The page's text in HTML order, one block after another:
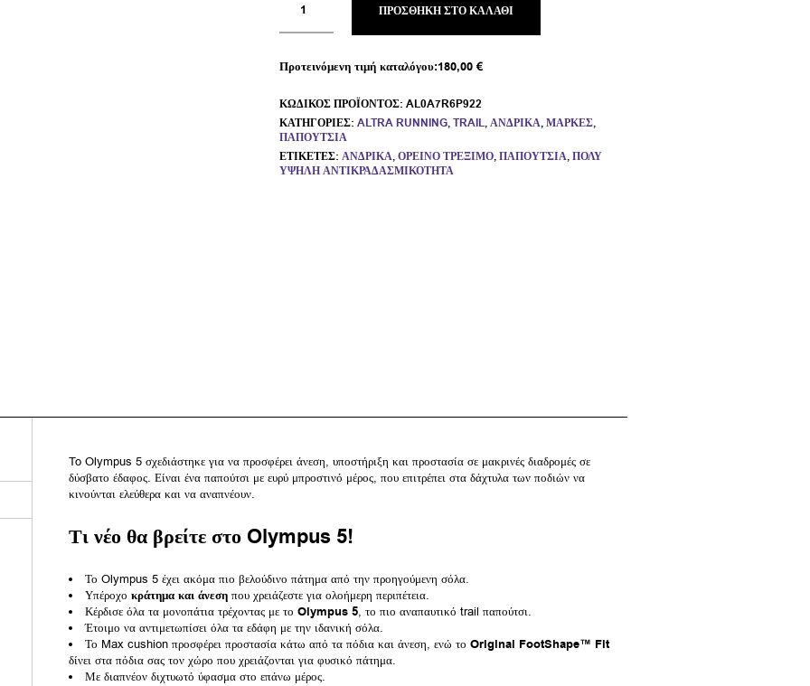
ΠΡΟΣΘΉΚΗ ΣΤΟ ΚΑΛΆΘΙ
Προτεινόμενη τιμή καταλόγου:180,00€
ΚΩΔΙΚΌΣ ΠΡΟΪΌΝΤΟΣ: AL0A7R6P922
ΚΑΤΗΓΟΡΊΕΣ: ALTRA RUNNING,TRAIL,ΑΝΔΡΙΚΆ,ΜΆΡΚΕΣ,
ΠΑΠΟΎΤΣΙΑ
ΕΤΙΚΈΤΕΣ: ΑΝΔΡΙΚΆ,ΟΡΕΙΝΌ ΤΡΈΞΙΜΟ,ΠΑΠΟΎΤΣΙΑ,ΠΟΛΎ
ΥΨΗΛΉ ΑΝΤΙΚΡΑΔΑΣΜΙΚΌΤΗΤΑ
To Olympus 5 σχεδιάστηκε για να προσφέρει άνεση, υποστήριξη και προστασία σε μακρινές διαδρομές σε
δύσβατο έδαφος. Είναι ένα παπούτσι με ευρύ μπροστινό μέρος, που επιτρέπει στα δάχτυλα των ποδιών να
κινούνται ελεύθερα και να αναπνέουν.
Τι νέο θα βρείτε στο Olympus 5!
Το Olympus 5 έχει ακόμα πιο βελούδινο πάτημα από την προηγούμενη σόλα.
Υπέροχο κράτημα και άνεση που χρειάζεστε για ολοήμερη περιπέτεια.
Κέρδισε όλα τα μονοπάτια τρέχοντας με το Olympus 5, το πιο αναπαυτικό trail παπούτσι.
Έτοιμο να αντιμετωπίσει όλα τα εδάφη με την ιδανική σόλα.
Το Max cushion προσφέρει προστασία κάτω από τα πόδια και άνεση, ενώ το Original FootShape™ Fit
δίνει στα πόδια σας τον χώρο που χρειάζονται για φυσικό πάτημα.
Με διαπνέον διχτυωτό ύφασμα στο επάνω μέρος.